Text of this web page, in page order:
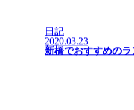
日記